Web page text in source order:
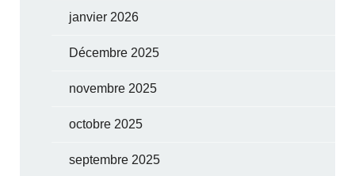
janvier 2026
Décembre 2025
novembre 2025
octobre 2025
septembre 2025